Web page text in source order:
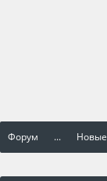
Форум ...